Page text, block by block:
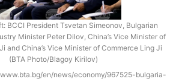
BCCI President Tsvetan Simeonov, Bulgarian
Minister Peter Dilov, China’s Vice Minister of
and China’s Vice Minister of Commerce Ling Ji
(BTA Photo/Blagoy Kirilov)
en/news/economy/967525-bulgaria-